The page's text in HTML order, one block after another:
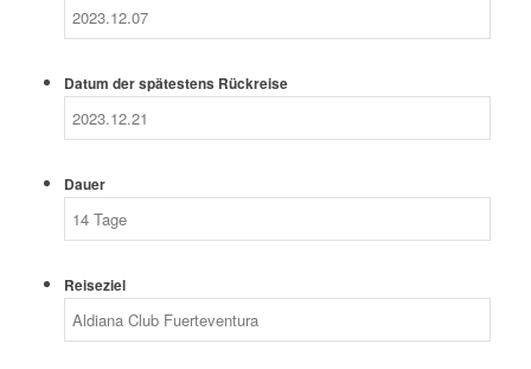
Datum der spätestens Rückreise
Dauer
Reiseziel